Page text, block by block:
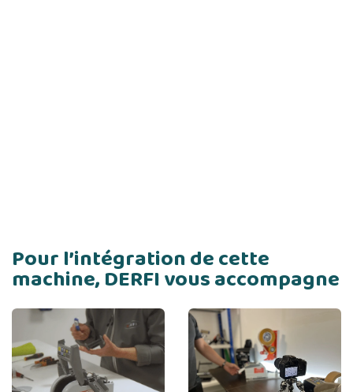
Pour l’intégration de cette
machine, DERFI vous accompagne